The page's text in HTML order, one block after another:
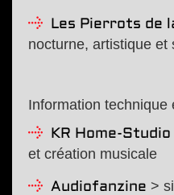
Les Pierrots de
nocturne, artistique et
Information technique
KR Home-Studio
et création musicale
Audiofanzine >